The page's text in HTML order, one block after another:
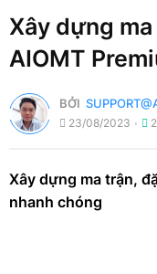
Xây dựng
AIOMT
BỞI
23/08/2023
Xây dựng ma trận,
nhanh chóng